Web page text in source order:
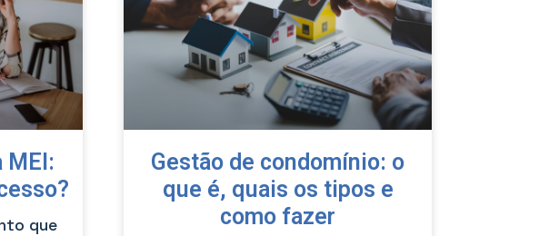
MEI:
que
Gestão de condomínio: o
que é, quais os tipos e
como fazer